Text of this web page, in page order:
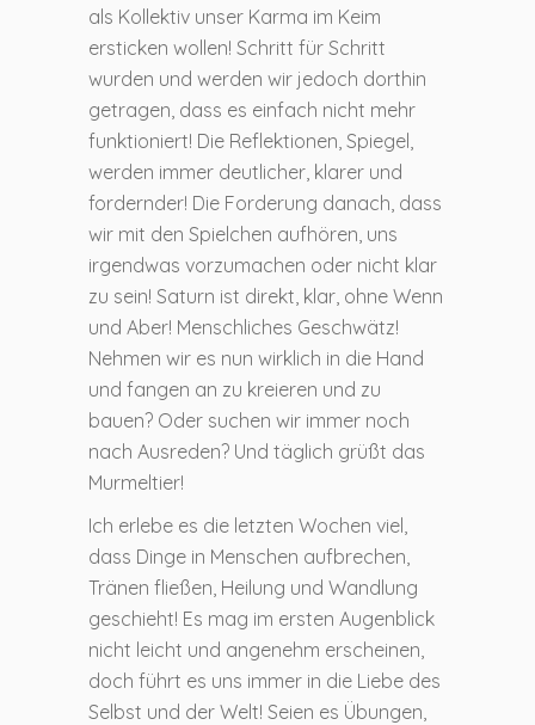
als Kollektiv unser Karma im Keim
ersticken wollen! Schritt für Schritt
wurden und werden wir jedoch dorthin
getragen, dass es einfach nicht mehr
funktioniert! Die Reflektionen, Spiegel,
werden immer deutlicher, klarer und
fordernder! Die Forderung danach, dass
wir mit den Spielchen aufhören, uns
irgendwas vorzumachen oder nicht klar
zu sein! Saturn ist direkt, klar, ohne Wenn
und Aber! Menschliches Geschwätz!
Nehmen wir es nun wirklich in die Hand
und fangen an zu kreieren und zu
bauen? Oder suchen wir immer noch
nach Ausreden? Und täglich grüßt das
Murmeltier!
Ich erlebe es die letzten Wochen viel,
dass Dinge in Menschen aufbrechen,
Tränen fließen, Heilung und Wandlung
geschieht! Es mag im ersten Augenblick
nicht leicht und angenehm erscheinen,
doch führt es uns immer in die Liebe des
Selbst und der Welt! Seien es Übungen,